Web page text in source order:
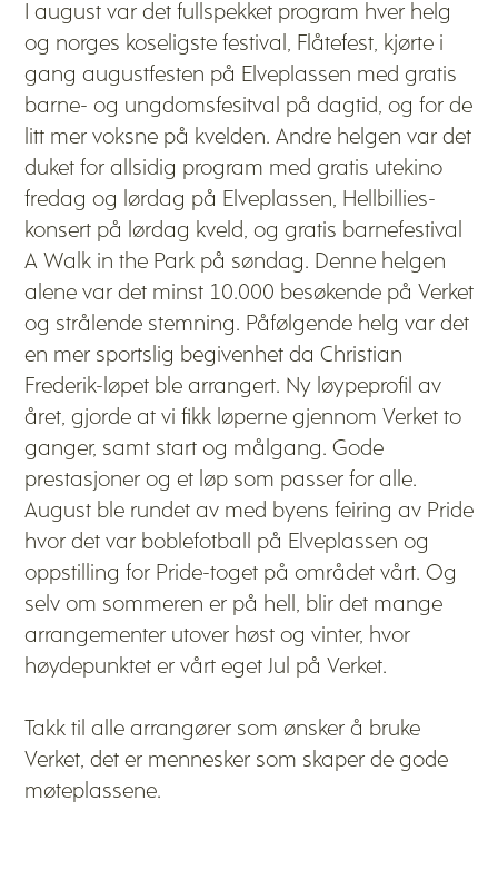
I august var det fullspekket program hver helg
og norges koseligste festival, Flåtefest, kjørte i
gang augustfesten på Elveplassen med gratis
barne- og ungdomsfesitval på dagtid, og for de
litt mer voksne på kvelden. Andre helgen var det
duket for allsidig program med gratis utekino
fredag og lørdag på Elveplassen, Hellbillies-
konsert på lørdag kveld, og gratis barnefestival
A Walk in the Park på søndag. Denne helgen
alene var det minst 10.000 besøkende på Verket
og strålende stemning. Påfølgende helg var det
en mer sportslig begivenhet da Christian
Frederik-løpet ble arrangert. Ny løypeprofil av
året, gjorde at vi fikk løperne gjennom Verket to
ganger, samt start og målgang. Gode
prestasjoner og et løp som passer for alle.
August ble rundet av med byens feiring av Pride
hvor det var boblefotball på Elveplassen og
oppstilling for Pride-toget på området vårt. Og
selv om sommeren er på hell, blir det mange
arrangementer utover høst og vinter, hvor
høydepunktet er vårt eget Jul på Verket.
Takk til alle arrangører som ønsker å bruke
Verket, det er mennesker som skaper de gode
møteplassene.